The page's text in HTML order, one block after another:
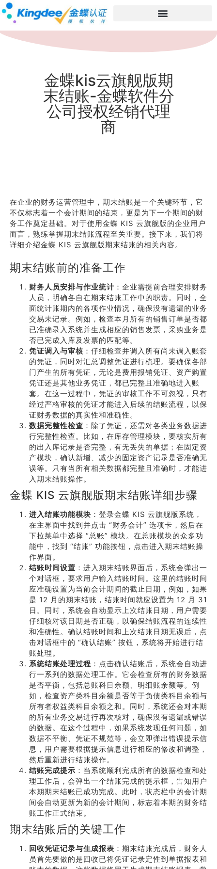
金蝶kis云旗舰版期
末结账-金蝶软件分
公司授权经销代理
商
在企业的财务运营管理中，期末结账是一个关键环节，它
不仅标志着一个会计期间的结束，更是为下一个期间的财
务工作奠定基础。对于使用金蝶 KIS 云旗舰版的企业用户
而言，熟练掌握期末结账流程至关重要。接下来，我们将
详细介绍金蝶 KIS 云旗舰版期末结账的相关内容。
期末结账前的准备工作
财务人员安排与作业统计 ：企业需提前合理安排财务
人员，明确各自在期末结账工作中的职责。同时，全
面统计账期内的各项作业情况，确保没有遗漏的业务
交易未记录。例如，检查本月所有的销售订单是否都
已准确录入系统并生成相应的销售发票，采购业务是
否已完成入库及发票的匹配等。
凭证调入与审核 ：仔细检查并调入所有尚未调入账套
的凭证，同时对汇总调整凭证进行梳理。要确保各部
门产生的所有凭证，无论是费用报销凭证、资产购置
凭证还是其他业务凭证，都已完整且准确地进入账
套。在这一过程中，凭证的审核工作不可忽视，只有
经过严格审核的凭证才能进入后续的结账流程，以保
证财务数据的真实性和准确性。
数据完整性检查 ：除了凭证，还需对各类业务数据进
行完整性检查。比如，在库存管理模块，要核实所有
的出入库记录是否完整，有无丢失的单据；在固定资
产模块，确认新增、减少的固定资产记录是否准确无
误等。只有当所有相关数据都完整且准确时，才能进
入期末结账操作。
金蝶 KIS 云旗舰版期末结账详细步骤
进入结账功能模块 ：登录金蝶 KIS 云旗舰版系统，
在主界面中找到并点击 “财务会计” 选项卡，然后在
下拉菜单中选择 “总账” 模块。在总账模块的众多功
能中，找到 “结账” 功能按钮，点击进入期末结账操
作界面。
结账时间设置 ：进入期末结账界面后，系统会弹出一
个对话框，要求用户输入结账时间。这里的结账时间
应准确设置为当前会计期间的截止日期，例如，如果
是 12 月的期末结账，结账时间就应设置为 12 月 31
日。同时，系统会自动显示上次结账日期，用户需要
仔细核对该日期是否正确，以确保结账流程的连续性
和准确性。确认结账时间和上次结账日期无误后，点
击对话框中的 “确认结账” 按钮，系统将开始进行结
账处理。
系统结账处理过程 ：点击确认结账后，系统会自动进
行一系列的数据处理工作。它会检查所有的财务数据
是否平衡，包括总账科目余额、明细账余额等。例
如，检查资产类科目余额是否等于负债类科目余额与
所有者权益类科目余额之和。同时，系统还会对本期
的所有业务交易进行再次核对，确保没有遗漏或错误
的数据。在这个过程中，如果系统发现任何问题，如
数据不平衡、凭证不规范等，会立即弹出错误提示信
息，用户需要根据提示信息进行相应的修改和调整，
然后重新进行结账操作。
结账完成提示 ：当系统顺利完成所有的数据检查和处
理工作后，会弹出一个结账完成的提示框，告知用户
本期期末结账已成功完成。此时，状态栏中的会计期
间会自动更新为新的会计期间，标志着本期的财务结
账工作正式结束。
期末结账后的关键工作
回收凭证记录与生成报表 ：期末结账完成后，财务人
员首先要做的是回收已将凭证记录定性到单据报表和